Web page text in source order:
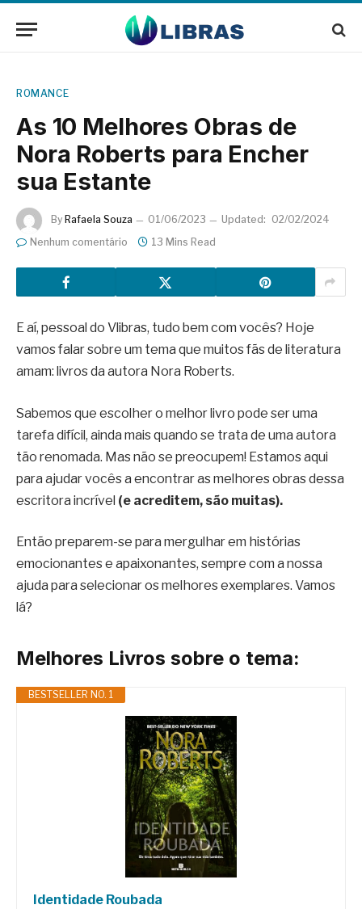
ROMANCE
As 10 Melhores Obras de
Nora Roberts para Encher
sua Estante
By Rafaela Souza 01/06/2023 Updated: 02/02/2024
Nenhum comentário
13 Mins Read
E aí, pessoal do Vlibras, tudo bem com vocês? Hoje
vamos falar sobre um tema que muitos fãs de literatura
amam: livros da autora Nora Roberts.
Sabemos que escolher o melhor livro pode ser uma
tarefa difícil, ainda mais quando se trata de uma autora
tão renomada. Mas não se preocupem! Estamos aqui
para ajudar vocês a encontrar as melhores obras dessa
escritora incrível (e acreditem, são muitas).
Então preparem-se para mergulhar em histórias
emocionantes e apaixonantes, sempre com a nossa
ajuda para selecionar os melhores exemplares. Vamos
lá?
Melhores Livros sobre o tema:
BESTSELLER NO. 1
Identidade Roubada